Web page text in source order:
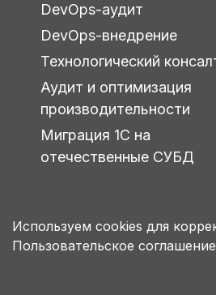
DevOps-аудит
DevOps-внедрение
Технологический
Аудит и оптимизация
производительности
Миграция 1С на
отечественные СУБД
Используем cookies для
Пользовательское